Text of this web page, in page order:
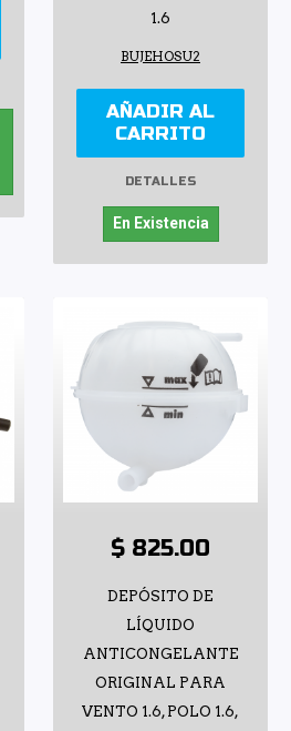
1.6
BUJEHOSU2
AÑADIR AL
CARRITO
DETALLES
En Existencia
$ 825.00
DEPÓSITO DE
LÍQUIDO
ANTICONGELANTE
ORIGINAL PARA
VENTO 1.6, POLO 1.6,